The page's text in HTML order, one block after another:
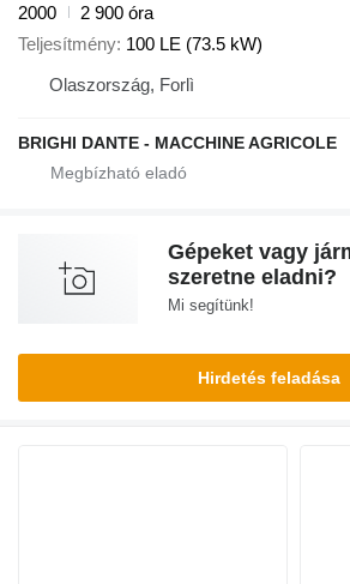
2000
2 900 óra
Teljesítmény 100 LE (73.5 kW)
Olaszország, Forlì
BRIGHI DANTE - MACCHINE AGRICOLE
Gépeket vagy
szeretne eladni?
Mi segítünk!
Hirdetés feladása